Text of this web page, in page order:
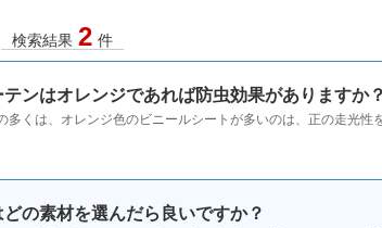
検索結果 2 件
ンはオレンジであれば防虫効果がありますか？
多くは、オレンジ色のビニールシートが多いのは、正の走光性
の素材を選んだら良いですか？